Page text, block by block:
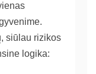
siūlau rizikos
logika: